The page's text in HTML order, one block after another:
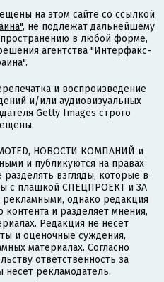
на этом сайте со ссылкой
, не подлежат дальнейшему
в любой форме,
агентства "Интерфакс-
и воспроизведение
и/или аудиовизуальных
Getty Images строго
НОВОСТИ КОМПАНИЙ и
и публикуются на правах
взгляды, которые в
с плашкой СПЕЦПРОЕКТ и ЗА
однако редакция
контента и разделяет мнения,
Редакция не несет
и оценочные суждения,
материалах. Согласно
ответственность за
рекламодатель.